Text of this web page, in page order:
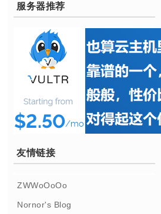
服务器推荐
友情链接
ZWWoOoOo
Nornor's Blog